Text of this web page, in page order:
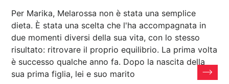
Per Marika, Melarossa non è stata una semplice
dieta. È stata una scelta che l'ha accompagnata in
due momenti diversi della sua vita, con lo stesso
risultato: ritrovare il proprio equilibrio. La prima volta
è successo qualche anno fa. Dopo la nascita della
sua prima figlia, lei e suo marito